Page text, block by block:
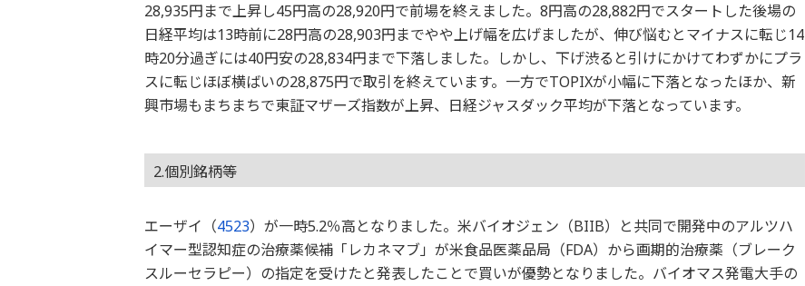
28,935円まで上昇し45円高の28,920円で前場を終えました。8円高の28,882円でスタートした後場の
日経平均は13時前に28円高の28,903円までやや上げ幅を広げましたが、伸び悩むとマイナスに転じ14
時20分過ぎには40円安の28,834円まで下落しました。しかし、下げ渋ると引けにかけてわずかにプラ
スに転じほぼ横ばいの28,875円で取引を終えています。一方でTOPIXが小幅に下落となったほか、新
興市場もまちまちで東証マザーズ指数が上昇、日経ジャスダック平均が下落となっています。
2.個別銘柄等
エーザイ（4523）が一時5.2％高となりました。米バイオジェン（BIIB）と共同で開発中のアルツハ
イマー型認知症の治療薬候補「レカネマブ」が米食品医薬品局（FDA）から画期的治療薬（ブレーク
スルーセラピー）の指定を受けたと発表したことで買いが優勢となりました。バイオマス発電大手の